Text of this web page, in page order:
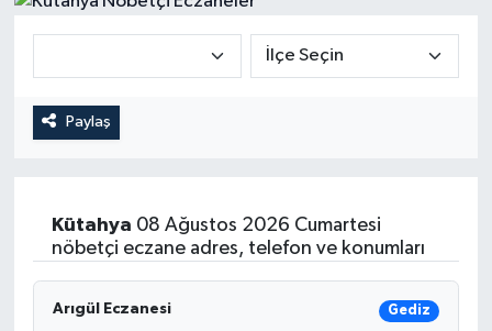
Paylaş
Kütahya 08 Ağustos 2026 Cumartesi
nöbetçi eczane adres, telefon ve konumları
Arıgül Eczanesi Gediz
Tüm Manşetler
Haber Arşivi